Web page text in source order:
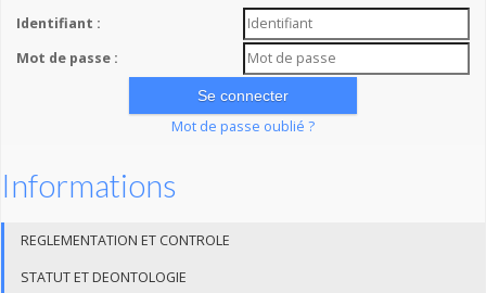
Identifiant :
Mot de passe :
Mot de passe oublié ?
Informations
REGLEMENTATION ET CONTROLE
STATUT ET DEONTOLOGIE